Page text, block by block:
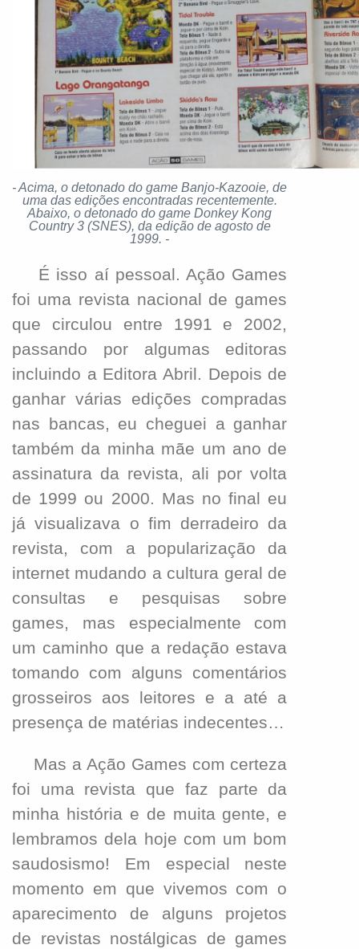
-Acima, o detonado do game Banjo-Kazooie, de
uma das edições encontradas recentemente.
Abaixo, o detonado do game Donkey Kong
Country 3 (SNES), da edição de agosto de
1999. -
É isso aí pessoal. Ação Games
foi uma revista nacional de games
que circulou entre 1991 e 2002,
passando por algumas editoras
incluindo a Editora Abril. Depois de
ganhar várias edições compradas
nas bancas, eu cheguei a ganhar
também da minha mãe um ano de
assinatura da revista, ali por volta
de 1999 ou 2000. Mas no final eu
já visualizava o fim derradeiro da
revista, com a popularização da
internet mudando a cultura geral de
consultas e pesquisas sobre
games, mas especialmente com
um caminho que a redação estava
tomando com alguns comentários
grosseiros aos leitores e a até a
presença de matérias indecentes…
Mas a Ação Games com certeza
foi uma revista que faz parte da
minha história e de muita gente, e
lembramos dela hoje com um bom
saudosismo! Em especial neste
momento em que vivemos com o
aparecimento de alguns projetos
de revistas nostálgicas de games